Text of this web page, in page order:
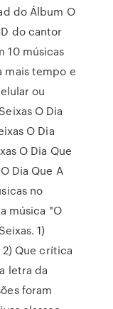
do Álbum O
do cantor
10 músicas
mais tempo e
ou
O Dia
O Dia
O Dia Que
Dia Que A
no
música "O
1)
Que crítica
letra da
foram